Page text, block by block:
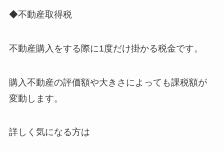
◆不動産取得税
不動産購入をする際に1度だけ掛かる税金です。
購入不動産の評価額や大きさによっても課税額が
変動します。
詳しく気になる方は